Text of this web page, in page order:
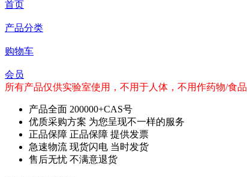
首页
产品分类
购物车
会员
所有产品仅供实验室使用，不用于人体，不用作药物/食品
产品全面 200000+CAS号
优质采购方案 为您呈现不一样的服务
正品保障 正品保障 提供发票
急速物流 现货闪电 当时发货
售后无忧 不满意退货